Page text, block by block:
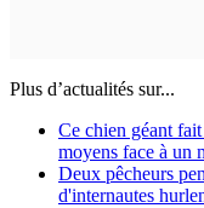
Plus d’actualités sur...
Ce chien géant
moyens face à un
Deux pêcheurs
d'internautes